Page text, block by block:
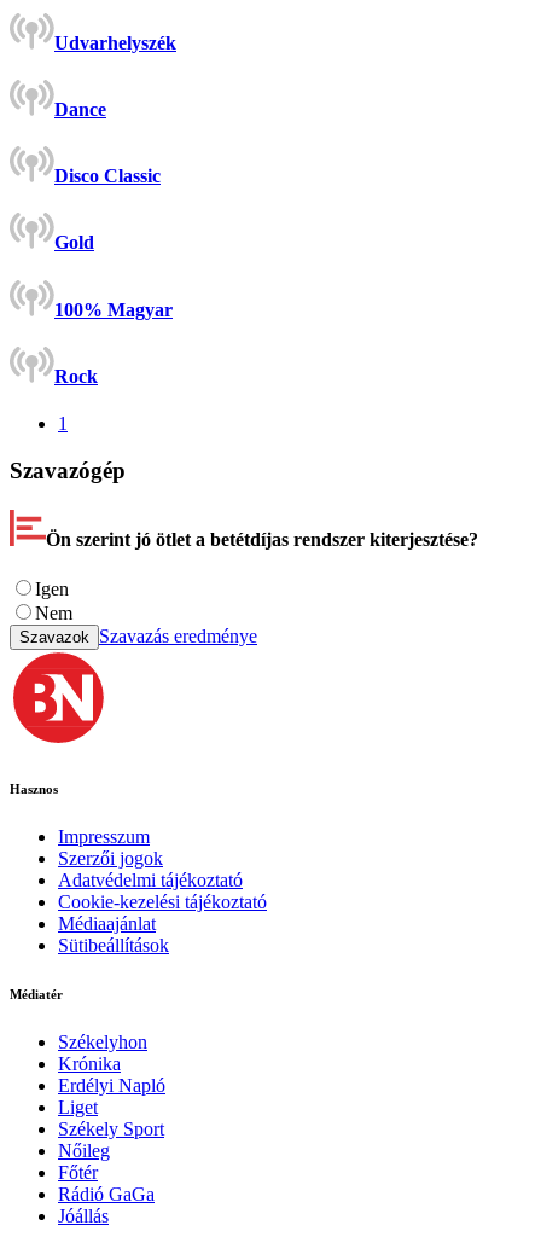
Udvarhelyszék
Dance
Disco Classic
Gold
100% Magyar
Rock
1
Szavazógép
Ön szerint jó ötlet a betétdíjas rendszer kiterjesztése?
Igen
Nem
Szavazok Szavazás eredménye
Hasznos
Impresszum
Szerzői jogok
Adatvédelmi tájékoztató
Cookie-kezelési tájékoztató
Médiaajánlat
Sütibeállítások
Médiatér
Székelyhon
Krónika
Erdélyi Napló
Liget
Székely Sport
Nőileg
Főtér
Rádió GaGa
Jóállás